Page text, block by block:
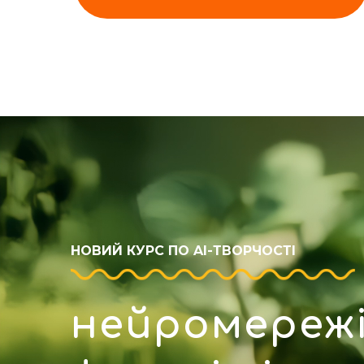
НОВИЙ КУРС ПО AI-ТВОРЧОСТІ